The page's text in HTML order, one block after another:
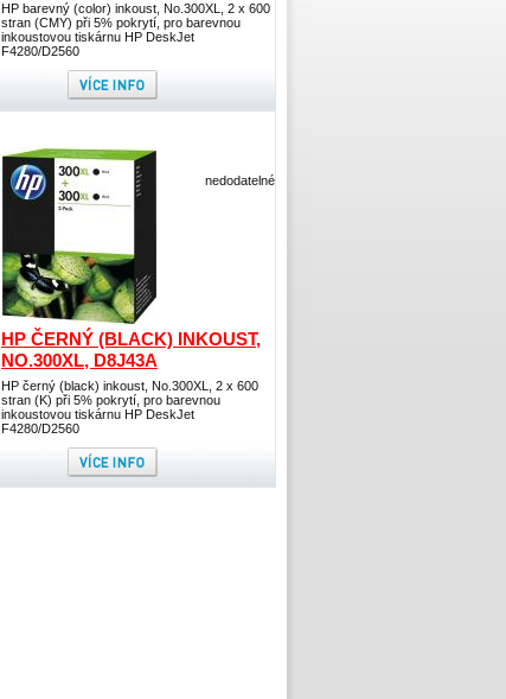
HP barevný (color) inkoust, No.300XL, 2 x 600
stran (CMY) při 5% pokrytí, pro barevnou
inkoustovou tiskárnu HP DeskJet
F4280/D2560
HP ČERNÝ (BLACK) INKOUST,
NO.300XL, D8J43A
HP černý (black) inkoust, No.300XL, 2 x 600
stran (K) při 5% pokrytí, pro barevnou
inkoustovou tiskárnu HP DeskJet
F4280/D2560
nedodatelné